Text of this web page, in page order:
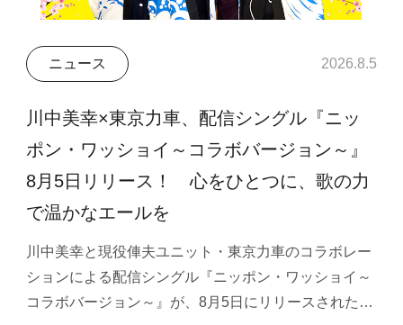
ニュース 2026.8.5
川中美幸×東京力車、配信シングル『ニッ
ポン・ワッショイ～コラボバージョン～』
8月5日リリース！ 心をひとつに、歌の力
で温かなエールを
川中美幸と現役俥夫ユニット・東京力車のコラボレー
ションによる配信シングル『ニッポン・ワッショイ～
コラボバージョン～』が、8月5日にリリースされた…